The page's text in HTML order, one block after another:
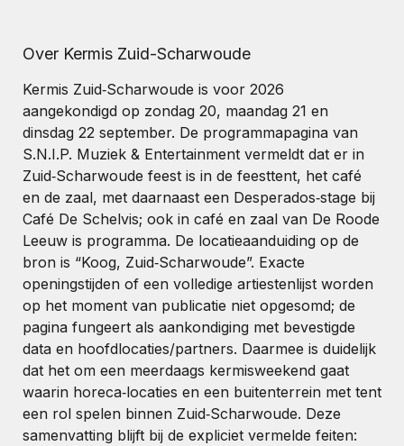
Over Kermis Zuid-Scharwoude
Kermis Zuid‑Scharwoude is voor 2026
aangekondigd op zondag 20, maandag 21 en
dinsdag 22 september. De programmapagina van
S.N.I.P. Muziek & Entertainment vermeldt dat er in
Zuid‑Scharwoude feest is in de feesttent, het café
en de zaal, met daarnaast een Desperados‑stage bij
Café De Schelvis; ook in café en zaal van De Roode
Leeuw is programma. De locatieaanduiding op de
bron is “Koog, Zuid‑Scharwoude”. Exacte
openingstijden of een volledige artiestenlijst worden
op het moment van publicatie niet opgesomd; de
pagina fungeert als aankondiging met bevestigde
data en hoofdlocaties/partners. Daarmee is duidelijk
dat het om een meerdaags kermisweekend gaat
waarin horeca‑locaties en een buitenterrein met tent
een rol spelen binnen Zuid‑Scharwoude. Deze
samenvatting blijft bij de expliciet vermelde feiten: